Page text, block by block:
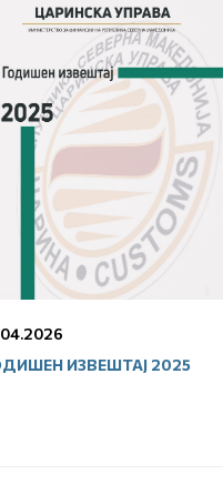
ИЗВЕШТАЈ 2025